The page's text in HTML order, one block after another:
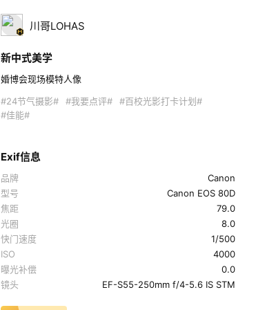
川哥LOHAS
新中式美学
婚博会现场模特人像
#24节气摄影#
#我要点评#
#百校光影打卡计划#
#佳能#
Exif信息
品牌
Canon
型号
Canon EOS 80D
焦距
79.0
光圈
8.0
快门速度
1/500
ISO
4000
曝光补偿
0.0
镜头
EF-S55-250mm f/4-5.6 IS STM